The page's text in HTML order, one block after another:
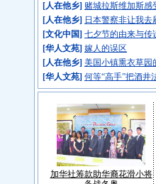
[人在他乡] 赌城拉斯维加斯感
[人在他乡] 日本警察非让我去
[文化中国] 七夕节的由来与传
[华人文苑] 嫁人的误区
[人在他乡] 美国小镇熏衣草园
[华人文苑] 何等“高手”把酒井
加华社筹款助华裔花滑小将